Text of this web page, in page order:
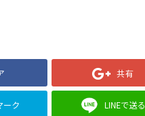
共有
ーク LINEで送る